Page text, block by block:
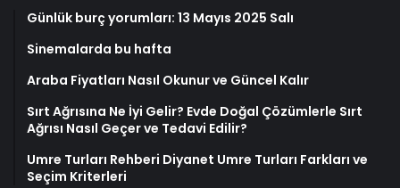
Günlük burç yorumları: 13 Mayıs 2025 Salı
Sinemalarda bu hafta
Araba Fiyatları Nasıl Okunur ve Güncel Kalır
Sırt Ağrısına Ne İyi Gelir? Evde Doğal Çözümlerle Sırt
Ağrısı Nasıl Geçer ve Tedavi Edilir?
Umre Turları Rehberi Diyanet Umre Turları Farkları ve
Seçim Kriterleri